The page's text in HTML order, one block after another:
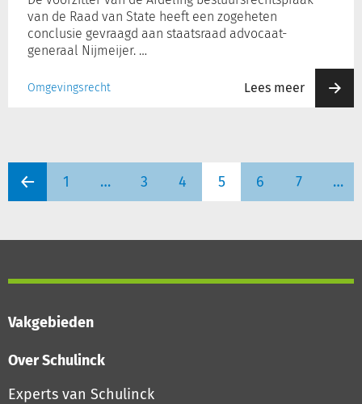
van de Raad van State heeft een zogeheten
conclusie gevraagd aan staatsraad advocaat-
generaal Nijmeijer. …
Omgevingsrecht Lees meer
1 … 3 4 5 6 7 …
Vakgebieden
Over Schulinck
Experts van Schulinck